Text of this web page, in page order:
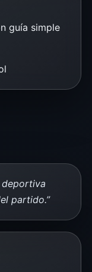
guía simple
deportiva
partido.”